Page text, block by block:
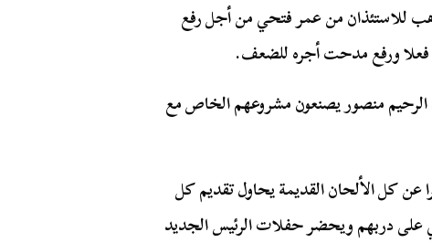
للاستئذان من عمر فتحي من أجل رفع
ورفع مدحت أجره للضعف.
منصور يصنعون مشروعهم الخاص مع
عن كل الألحان القديمة يحاول تقديم كل
على دربهم ويحضر حفلات الرئيس الجديد